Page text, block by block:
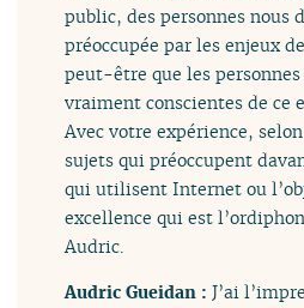
public, des personnes nous
préoccupée par les enjeux
peut-être que les personnes
vraiment conscientes de ce
Avec votre expérience,
sujets qui préoccupent
qui utilisent Internet ou
excellence qui est
Audric.
Audric Gueidan :J’ai